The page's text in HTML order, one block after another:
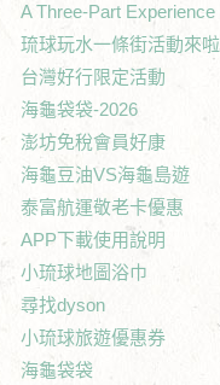
A Three-Part Experience
琉球玩水一條街活動來啦
台灣好行限定活動
海龜袋袋-2026
澎坊免稅會員好康
海龜豆油VS海龜島遊
泰富航運敬老卡優惠
APP下載使用說明
小琉球地圖浴巾
尋找dyson
小琉球旅遊優惠券
海龜袋袋